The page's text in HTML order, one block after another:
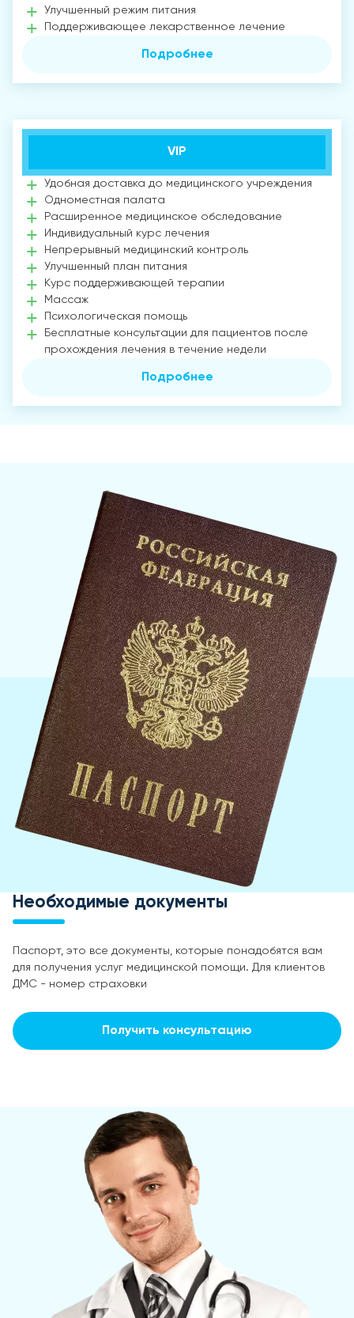
Улучшенный режим питания
Поддерживающее лекарственное лечение
Подробнее
VIP
Удобная доставка до медицинского учреждения
Одноместная палата
Расширенное медицинское обследование
Индивидуальный курс лечения
Непрерывный медицинский контроль
Улучшенный план питания
Курс поддерживающей терапии
Массаж
Психологическая помощь
Бесплатные консультации для пациентов после
прохождения лечения в течение недели
Подробнее
Необходимые документы
Паспорт, это все документы, которые понадобятся вам
для получения услуг медицинской помощи. Для клиентов
ДМС - номер страховки
Получить консультацию